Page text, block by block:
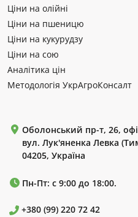
Ціни на олійні
Ціни на пшеницю
Ціни на кукурудзу
Ціни на сою
Аналітика цін
Методологія УкрАгроКонсалт
Оболонський пр-т, 26,
вул. Лук'яненка Левка
04205, Україна
Пн-Пт: с 9:00 до 18:00.
+380 (99) 220 72 42